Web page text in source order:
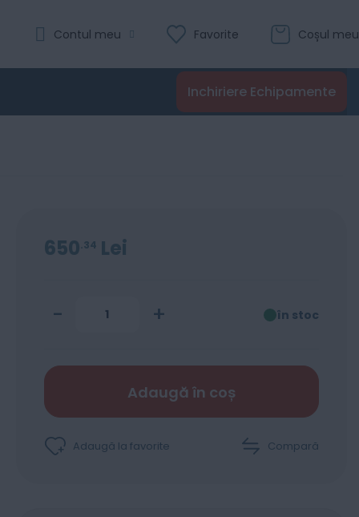
Coșul meu
Favorite
Contul meu
Inchiriere Echipamente
650 34 Lei
- + în stoc
Adaugă în coș
Adaugă la favorite Compară
C650i
Evaluare:
0
% of 100
Recenzii
Adaugă în coș